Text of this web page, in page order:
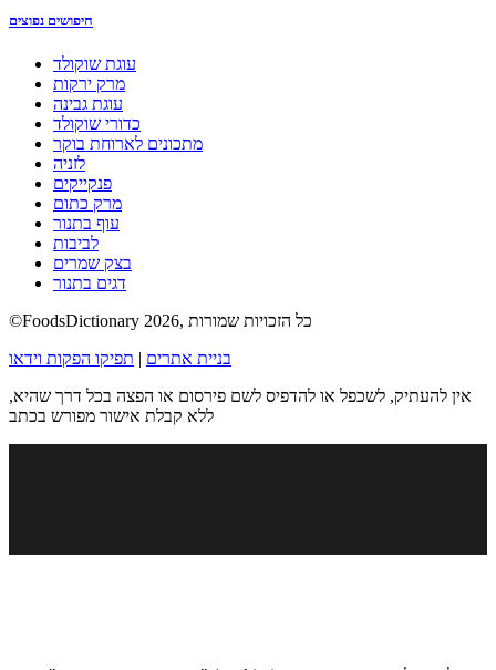
חיפושים נפוצים
עוגת שוקולד
מרק ירקות
עוגת גבינה
כדורי שוקולד
מתכונים לארוחת בוקר
לזניה
פנקייקים
מרק כתום
עוף בתנור
לביבות
בצק שמרים
דגים בתנור
©FoodsDictionary 2026, כל הזכויות שמורות
בניית אתרים
תפיקו הפקות וידאו
אין להעתיק, לשכפל או להדפיס לשם פירסום או הפצה בכל דרך שהיא,
ללא קבלת אישור מפורש בכתב